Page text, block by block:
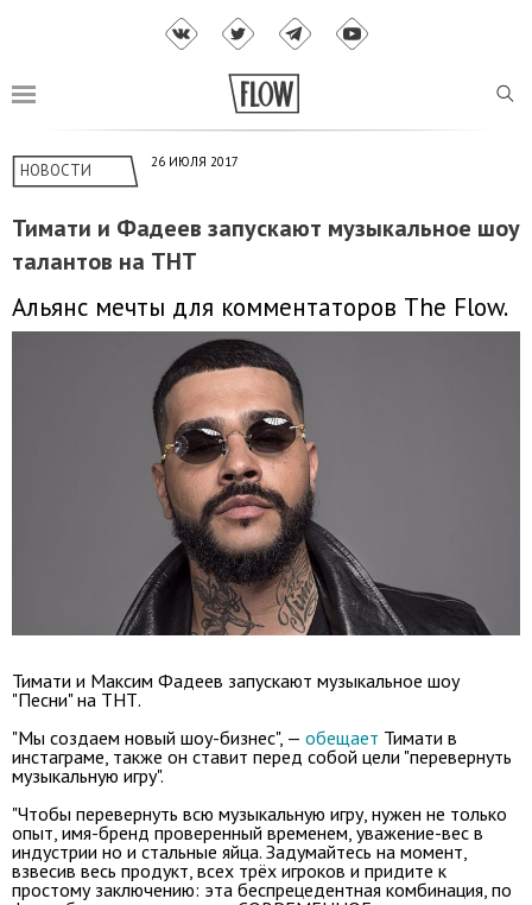
НОВОСТИ 26 ИЮЛЯ 2017
Тимати и Фадеев запускают музыкальное шоу
талантов на ТНТ
Альянс мечты для комментаторов The Flow.
Тимати и Максим Фадеев запускают музыкальное шоу
"Песни" на ТНТ.
"Мы создаем новый шоу-бизнес", — обещает Тимати в
инстаграме, также он ставит перед собой цели "перевернуть
музыкальную игру".
"Чтобы перевернуть всю музыкальную игру, нужен не только
опыт, имя-бренд проверенный временем, уважение-вес в
индустрии но и стальные яйца. Задумайтесь на момент,
взвесив весь продукт, всех трёх игроков и придите к
простому заключению: эта беспрецедентная комбинация, по